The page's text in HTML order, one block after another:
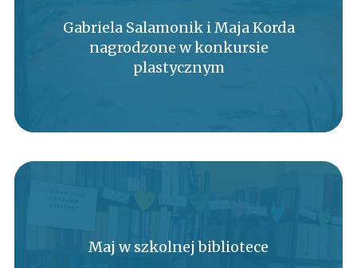
Gabriela Salamonik i Maja Korda
nagrodzone w konkursie
plastycznym
Maj w szkolnej bibliotece